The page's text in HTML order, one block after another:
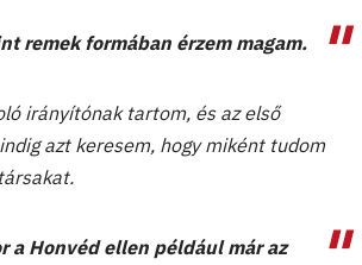
remek formában érzem magam.
irányítónak tartom, és az első
azt keresem, hogy miként tudom
a Honvéd ellen például már az